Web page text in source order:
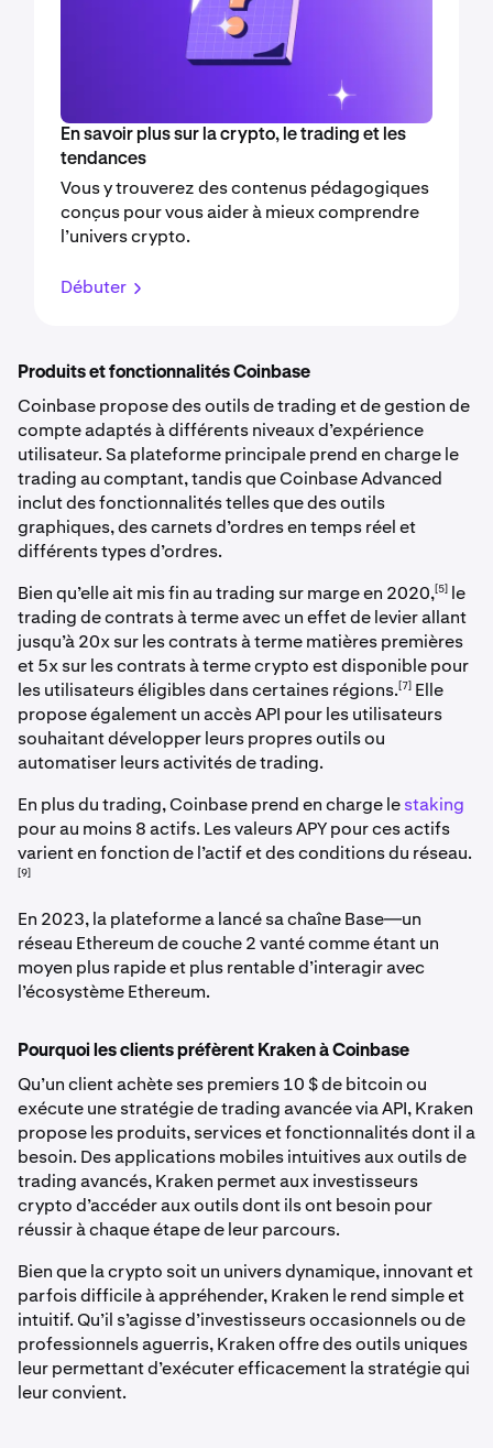
En savoir plus sur la crypto, le trading et les
tendances
Vous y trouverez des contenus pédagogiques
conçus pour vous aider à mieux comprendre
l’univers crypto.
Débuter
Produits et fonctionnalités Coinbase
Coinbase propose des outils de trading et de gestion de
compte adaptés à différents niveaux d’expérience
utilisateur. Sa plateforme principale prend en charge le
trading au comptant, tandis que Coinbase Advanced
inclut des fonctionnalités telles que des outils
graphiques, des carnets d’ordres en temps réel et
différents types d’ordres.
Bien qu’elle ait mis fin au trading sur marge en 2020,[5] le
trading de contrats à terme avec un effet de levier allant
jusqu’à 20x sur les contrats à terme matières premières
et 5x sur les contrats à terme crypto est disponible pour
les utilisateurs éligibles dans certaines régions.[7] Elle
propose également un accès API pour les utilisateurs
souhaitant développer leurs propres outils ou
automatiser leurs activités de trading.
En plus du trading, Coinbase prend en charge lestaking
pour au moins 8 actifs. Les valeurs APY pour ces actifs
varient en fonction de l’actif et des conditions du réseau.
[9]
En 2023, la plateforme a lancé sa chaîne Base—un
réseau Ethereum de couche 2 vanté comme étant un
moyen plus rapide et plus rentable d’interagir avec
l’écosystème Ethereum.
Pourquoi les clients préfèrent Kraken à Coinbase
Qu’un client achète ses premiers 10 $ de bitcoin ou
exécute une stratégie de trading avancée via API, Kraken
propose les produits, services et fonctionnalités dont il a
besoin. Des applications mobiles intuitives aux outils de
trading avancés, Kraken permet aux investisseurs
crypto d’accéder aux outils dont ils ont besoin pour
réussir à chaque étape de leur parcours.
Bien que la crypto soit un univers dynamique, innovant et
parfois difficile à appréhender, Kraken le rend simple et
intuitif. Qu’il s’agisse d’investisseurs occasionnels ou de
professionnels aguerris, Kraken offre des outils uniques
leur permettant d’exécuter efficacement la stratégie qui
leur convient.